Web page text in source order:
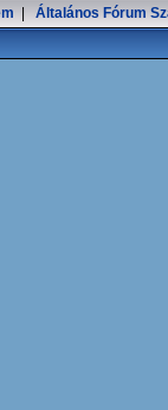
Általános Fórum